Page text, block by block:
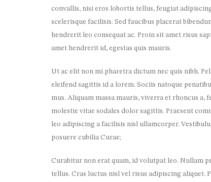
convallis, nisi eros lobortis tellus, feugiat
scelerisque facilisis. Sed faucibus placerat
hendrerit leo consequat ac. Proin sit amet risus
amet hendrerit id, egestas quis mauris.
Ut ac elit non mi pharetra dictum nec quis nibh.
eleifend sagittis id a lorem. Sociis natoque
mus. Aliquam massa mauris, viverra et rhoncus a,
molestie vitae sodales dolor sagittis. Praesent
leo adipiscing a facilisis nisl ullamcorper.
posuere cubilia Curae;
Curabitur non erat quam, id volutpat leo. Nullam
tellus. Cras luctus nisl vel risus adipiscing aliquet.